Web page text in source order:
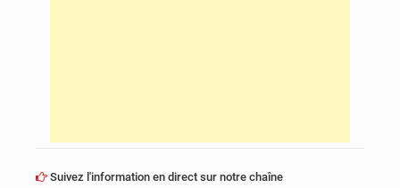
Suivez l'information en direct sur notre chaîne